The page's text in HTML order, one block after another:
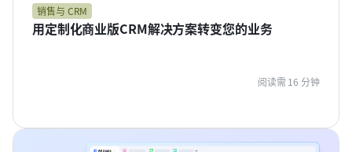
销售与 CRM
用定制化商业版CRM解决方案转变您的业务
阅读需 16 分钟